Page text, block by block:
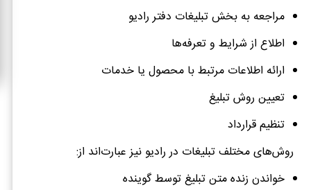
مراجعه به بخش تبلیغات دفتر رادیو
اطلاع از شرایط و تعرفه‌ها
ارائه اطلاعات مرتبط با محصول یا خدمات
تعیین روش تبلیغ
تنظیم قرارداد
روش‌های مختلف تبلیغات در رادیو نیز عبارت‌اند از:
خواندن زنده متن تبلیغ توسط گوینده